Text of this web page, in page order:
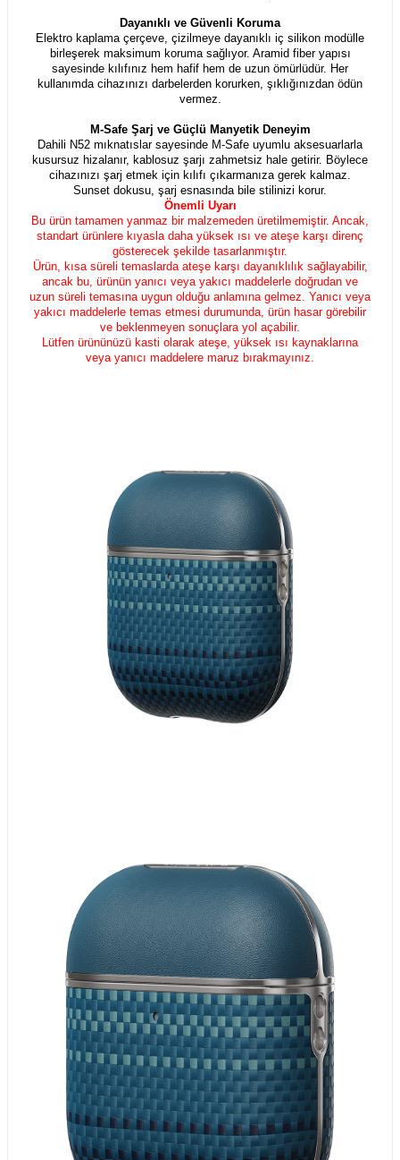
Dayanıklı ve Güvenli Koruma
Elektro kaplama çerçeve, çizilmeye dayanıklı iç silikon modülle
birleşerek maksimum koruma sağlıyor. Aramid fiber yapısı
sayesinde kılıfınız hem hafif hem de uzun ömürlüdür. Her
kullanımda cihazınızı darbelerden korurken, şıklığınızdan ödün
vermez.
M-Safe Şarj ve Güçlü Manyetik Deneyim
Dahili N52 mıknatıslar sayesinde M-Safe uyumlu aksesuarlarla
kusursuz hizalanır, kablosuz şarjı zahmetsiz hale getirir. Böylece
cihazınızı şarj etmek için kılıfı çıkarmanıza gerek kalmaz.
Sunset dokusu, şarj esnasında bile stilinizi korur.
Önemli Uyarı
Bu ürün tamamen yanmaz bir malzemeden üretilmemiştir. Ancak,
standart ürünlere kıyasla daha yüksek ısı ve ateşe karşı direnç
gösterecek şekilde tasarlanmıştır.
Ürün, kısa süreli temaslarda ateşe karşı dayanıklılık sağlayabilir,
ancak bu, ürünün yanıcı veya yakıcı maddelerle doğrudan ve
uzun süreli temasına uygun olduğu anlamına gelmez. Yanıcı veya
yakıcı maddelerle temas etmesi durumunda, ürün hasar görebilir
ve beklenmeyen sonuçlara yol açabilir.
Lütfen ürününüzü kasti olarak ateşe, yüksek ısı kaynaklarına
veya yanıcı maddelere maruz bırakmayınız.